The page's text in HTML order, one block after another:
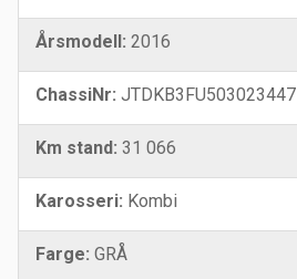
Årsmodell: 2016
ChassiNr: JTDKB3FU503023447
Km stand: 31 066
Karosseri: Kombi
Farge: GRÅ